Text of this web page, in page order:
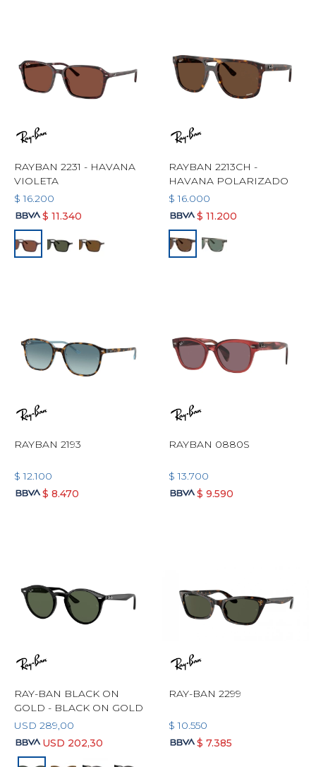
RAYBAN 2231 - HAVANA
VIOLETA
$ 16.200
$ 11.340
RAYBAN 2213CH -
HAVANA POLARIZADO
$ 16.000
$ 11.200
RAYBAN 2193
$ 12.100
$ 8.470
RAYBAN 0880S
$ 13.700
$ 9.590
RAY-BAN BLACK ON
GOLD - BLACK ON GOLD
USD 289,00
USD 202,30
RAY-BAN 2299
$ 10.550
$ 7.385